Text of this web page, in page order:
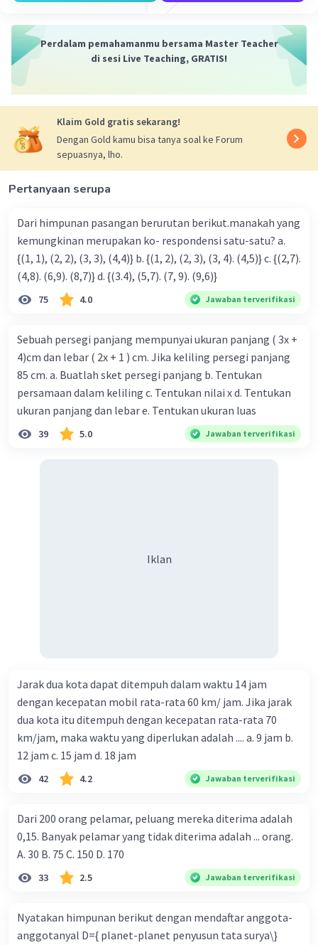
Perdalam pemahamanmu bersama Master Teacher
di sesi Live Teaching, GRATIS!
Klaim Gold gratis sekarang!
Dengan Gold kamu bisa tanya soal ke Forum
sepuasnya, lho.
Pertanyaan serupa
Dari himpunan pasangan berurutan berikut.manakah yang
kemungkinan merupakan ko- respondensi satu-satu? a.
{(1, 1), (2, 2), (3, 3), (4,4)} b. {(1, 2), (2, 3), (3, 4). (4,5)} c. {(2,7).
(4,8). (6,9). (8,7)} d. {(3.4), (5,7). (7, 9). (9,6)}
75 4.0 Jawaban terverifikasi
Sebuah persegi panjang mempunyai ukuran panjang ( 3x +
4)cm dan lebar ( 2x + 1 ) cm. Jika keliling persegi panjang
85 cm. a. Buatlah sket persegi panjang b. Tentukan
persamaan dalam keliling c. Tentukan nilai x d. Tentukan
ukuran panjang dan lebar e. Tentukan ukuran luas
39 5.0 Jawaban terverifikasi
Iklan
Jarak dua kota dapat ditempuh dalam waktu 14 jam
dengan kecepatan mobil rata-rata 60 km/ jam. Jika jarak
dua kota itu ditempuh dengan kecepatan rata-rata 70
km/jam, maka waktu yang diperlukan adalah .... a. 9 jam b.
12 jam c. 15 jam d. 18 jam
42 4.2 Jawaban terverifikasi
Dari 200 orang pelamar, peluang mereka diterima adalah
0,15. Banyak pelamar yang tidak diterima adalah ... orang.
A. 30 B. 75 C. 150 D. 170
33 2.5 Jawaban terverifikasi
Nyatakan himpunan berikut dengan mendaftar anggota-
anggotanyal D={ planet-planet penyusun tata surya\}